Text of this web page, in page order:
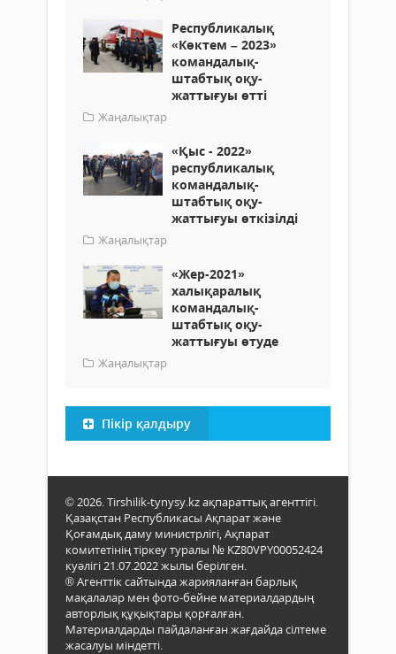
Республикалық
«Көктем – 2023»
командалық-
штабтық оқу-
жаттығуы өтті
Жаңалықтар
«Қыс - 2022»
республикалық
командалық-
штабтық оқу-
жаттығуы өткізілді
Жаңалықтар
«Жер-2021»
халықаралық
командалық-
штабтық оқу-
жаттығуы өтуде
Жаңалықтар
Пікір қалдыру
© 2026. Tirshilik-tynysy.kz ақпараттық агенттігі.
Қазақстан Республикасы Ақпарат және
Қоғамдық даму министрлігі, Ақпарат
комитетінің тіркеу туралы № KZ80VPY00052424
куәлігі 21.07.2022 жылы берілген.
® Агенттік сайтында жарияланған барлық
мақалалар мен фото-бейне материалдардың
авторлық құқықтары қорғалған.
Материалдарды пайдаланған жағдайда сілтеме
жасалуы міндетті.